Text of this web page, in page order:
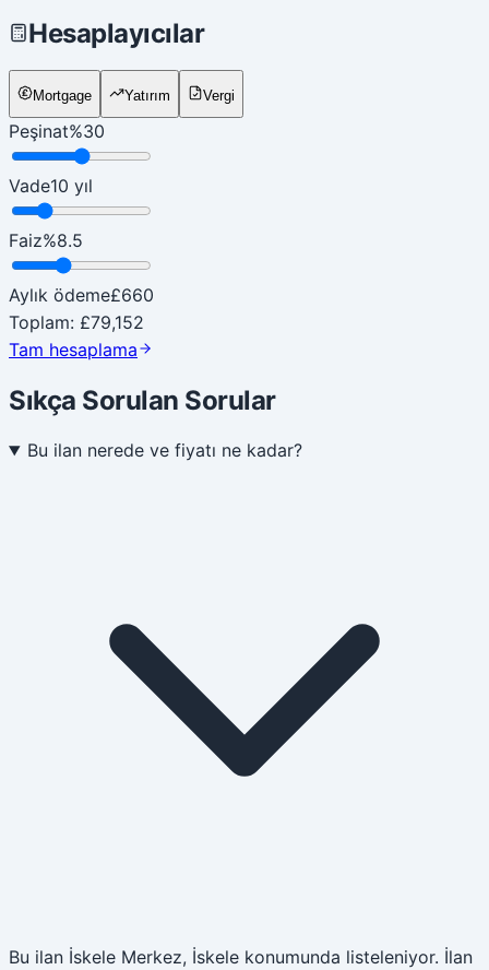
Hesaplayıcılar
Mortgage Yatırım Vergi
Peşinat%30
Vade10 yıl
Faiz%8.5
Aylık ödeme£660
Toplam: £79,152
Tam hesaplama
Sıkça Sorulan Sorular
Bu ilan nerede ve fiyatı ne kadar?
Bu ilan İskele Merkez, İskele konumunda listeleniyor. İlan